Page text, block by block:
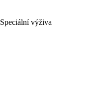
Speciální výživa